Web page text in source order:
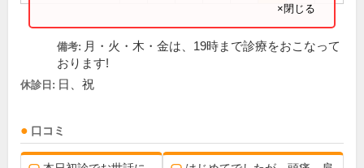
×閉じる
備考: 月・火・木・金は、19時まで診療をおこなって
おります!
休診日: 日、祝
口コミ